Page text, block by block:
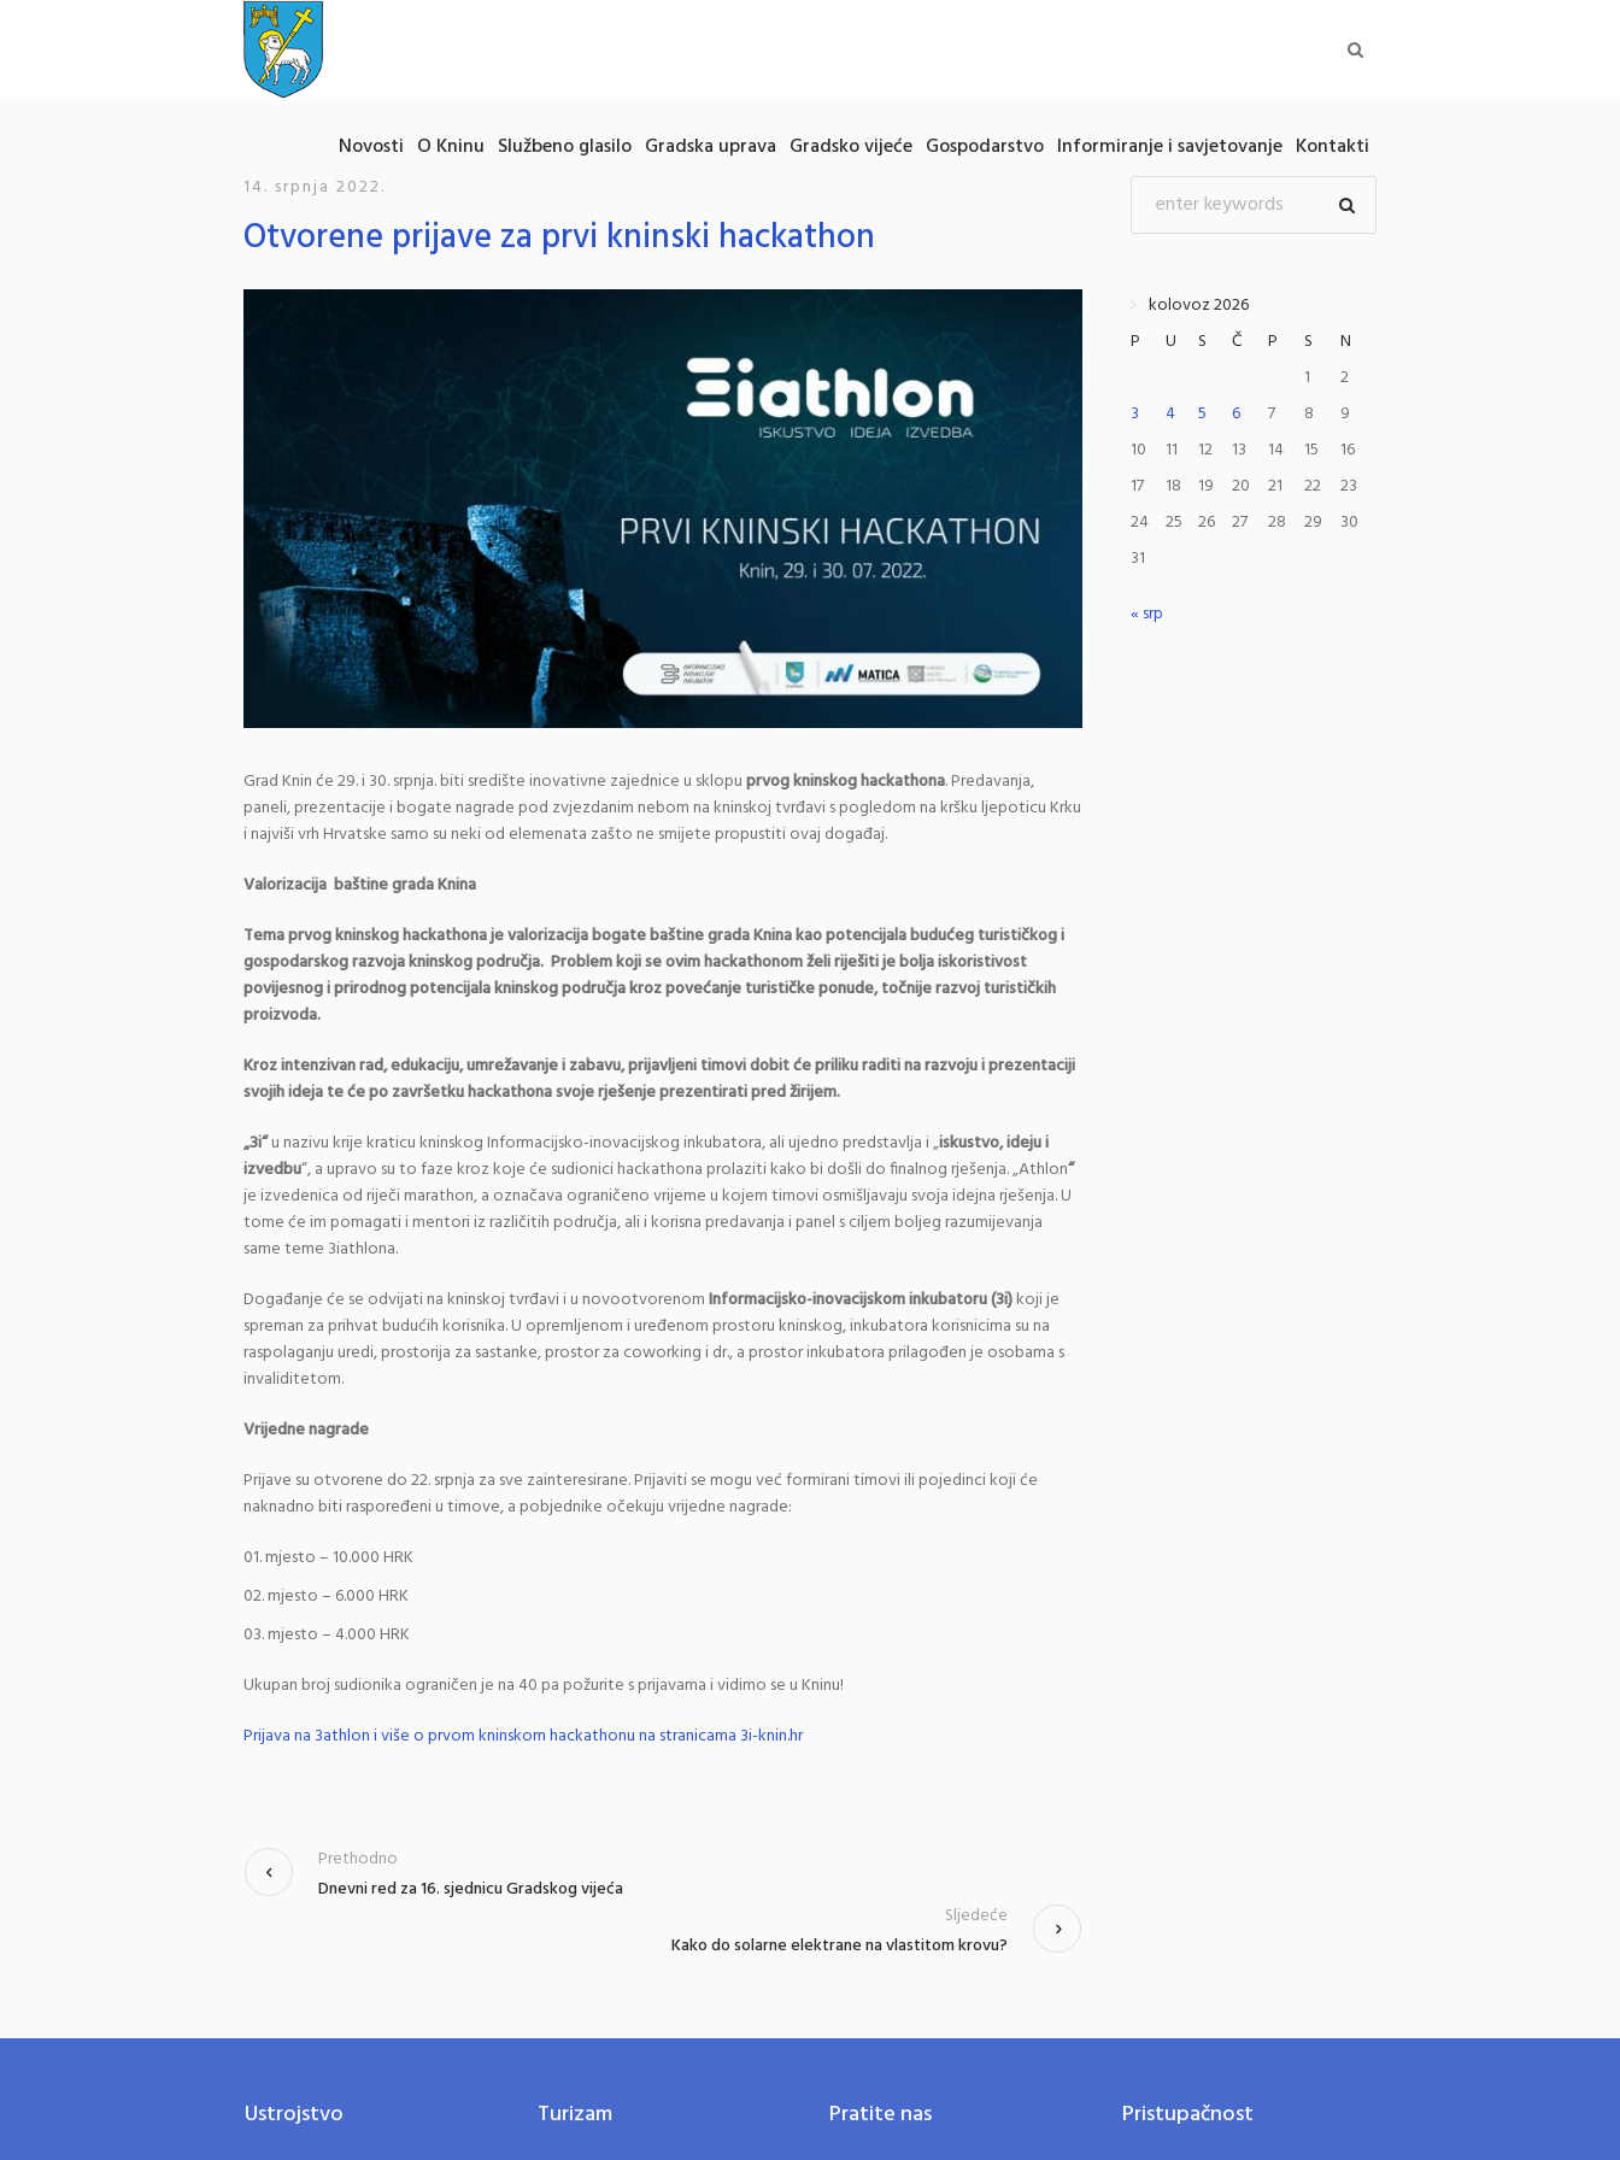
Novosti O Kninu Službeno glasilo Gradska uprava Gradsko vijeće Gospodarstvo Informiranje i savjetovanje Kontakti
14. srpnja 2022.
Otvorene prijave za prvi kninski hackathon
Grad Knin će 29. i 30. srpnja. biti središte inovativne zajednice u sklopuprvog kninskog hackathona. Predavanja,
paneli, prezentacije i bogate nagrade pod zvjezdanim nebom na kninskoj tvrđavi s pogledom na kršku ljepoticu Krku
i najviši vrh Hrvatske samo su neki od elemenata zašto ne smijete propustiti ovaj događaj.
Valorizacija baštine grada Knina
Tema prvog kninskog hackathona je valorizacija bogate baštine grada Knina kao potencijala budućeg turističkog i
gospodarskog razvoja kninskog područja. Problem koji se ovim hackathonom želi riješiti je bolja iskoristivost
povijesnog i prirodnog potencijala kninskog područja kroz povećanjeturističke ponude, točnije razvoj turističkih
proizvoda.
Kroz intenzivan rad, edukaciju, umrežavanje i zabavu, prijavljeni timovi dobit će priliku raditi na razvoju i prezentaciji
svojih ideja te će po završetku hackathona svoje rješenje prezentirati pred žirijem.
„3i“u nazivu krije kraticu kninskog Informacijsko-inovacijskog inkubatora, ali ujedno predstavlja i „iskustvo, ideju i
izvedbu“, a upravo su to faze kroz koje će sudionici hackathona prolaziti kako bi došli do finalnog rješenja. „Athlon“
je izvedenica od riječi marathon, a označava ograničeno vrijeme u kojem timovi osmišljavaju svoja idejna rješenja. U
tome će im pomagati i mentori iz različitih područja, ali i korisna predavanja i panel s ciljem boljeg razumijevanja
same teme 3iathlona.
Događanje će se odvijati na kninskoj tvrđavi i u novootvorenomInformacijsko-inovacijskom inkubatoru (3i)koji je
spreman za prihvat budućih korisnika. U opremljenom i uređenom prostoru kninskog, inkubatora korisnicima su na
raspolaganju uredi, prostorija za sastanke, prostor za coworking i dr., a prostor inkubatora prilagođen je osobama s
invaliditetom.
Vrijedne nagrade
Prijave su otvorene do 22. srpnja za sve zainteresirane. Prijaviti se mogu već formirani timovi ili pojedinci koji će
naknadno biti raspoređeni u timove, a pobjednike očekuju vrijedne nagrade:
mjesto – 10.000 HRK
mjesto – 6.000 HRK
mjesto – 4.000 HRK
Ukupan broj sudionika ograničen je na 40 pa požurite s prijavama i vidimo se u Kninu!
Prijava na 3athlon i više o prvom kninskom hackathonu na stranicama 3i-knin.hr
Dnevni red za 16. sjednicu Gradskog vijeća
Prethodno
Kako do solarne elektrane na vlastitom krovu?
Sljedeće
kolovoz 2026
P
U S Č P S
N
1
2
3
4 5 6 7 8
9
10
11 12 13 14 15
16
17
18 19 20 21 22
23
24
25 26 27 28 29
30
31
« srp
Ustrojstvo Turizam Pratite nas Pristupačnost